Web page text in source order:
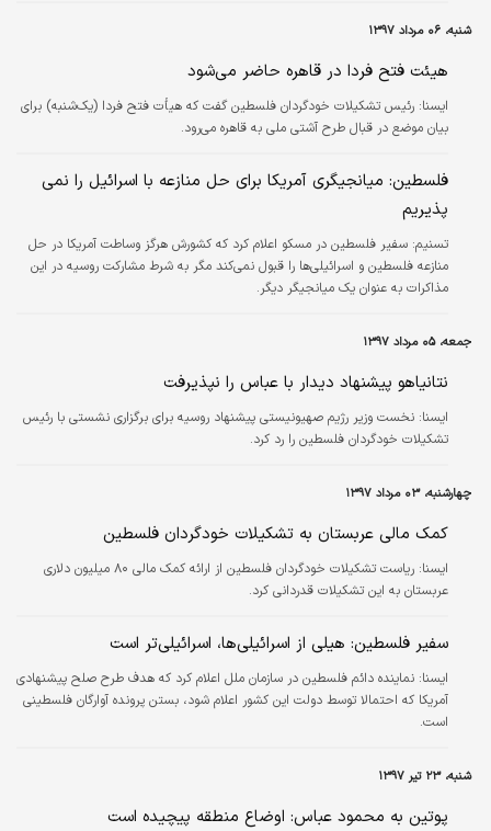
شنبه، ۰۶ مرداد ۱۳۹۷
هیئت فتح فردا در قاهره حاضر می‌شود
ايسنا: رئیس تشکیلات خودگردان فلسطین گفت که هیأت فتح فردا (یک‌شنبه) برای
بیان موضع در قبال طرح آشتی ملی به قاهره می‌رود.
فلسطین: میانجیگری آمریکا برای حل منازعه با اسرائیل را نمی
پذیریم
تسنیم: سفیر فلسطین در مسکو اعلام کرد که کشورش هرگز وساطت آمریکا در حل
منازعه فلسطین و اسرائیلی‌ها را قبول نمی‌کند مگر به شرط مشارکت روسیه در این
مذاکرات به عنوان یک میانجیگر دیگر.
جمعه، ۰۵ مرداد ۱۳۹۷
نتانیاهو پیشنهاد دیدار با عباس را نپذیرفت
ايسنا: نخست وزیر رژیم صهیونیستی پیشنهاد روسیه برای برگزاری نشستی با رئیس
تشکیلات خودگردان فلسطین را رد کرد.
چهارشنبه، ۰۳ مرداد ۱۳۹۷
کمک مالی عربستان به تشکیلات خودگردان فلسطین
ايسنا:
ریاست تشکیلات خودگردان فلسطین از ارائه کمک مالی ۸۰ میلیون دلاری
عربستان به این تشکیلات قدردانی کرد.
سفیر فلسطین: هیلی از اسرائیلی‌ها، اسرائیلی‌تر است
ايسنا: نماینده دائم فلسطین در سازمان ملل اعلام کرد که هدف طرح صلح پیشنهادی
آمریکا که احتمالا توسط دولت این کشور اعلام شود، بستن پرونده آوارگان فلسطینی
است.
شنبه، ۲۳ تیر ۱۳۹۷
پوتین به محمود عباس: اوضاع منطقه پیچیده است